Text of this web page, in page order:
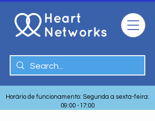
Horário de funcionamento: Segunda a sexta-feira:
09:00 -17:00